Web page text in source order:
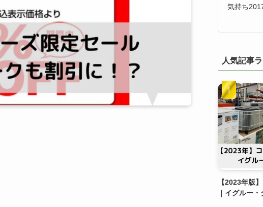
気持ち
人気記事
【2023年版
｜イグルー